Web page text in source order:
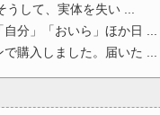
て、実体を失い ...
分」「おいら」ほか日 ...
購入しました。届いた ...